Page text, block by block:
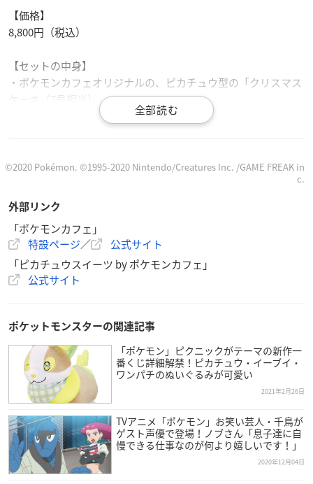
【価格】
8,800円（税込）
【セットの中身】
・ポケモンカフェオリジナルの、ピカチュウ型の「クリスマス
ケーキ（7号相当）」
・クリスマスといえば！「クリスマスツリー（スタンド式）」
・身に着けたら盛り上がる!?「ペーパーピカチュウグラス 4枚
・おうちを彩る「ガーランド Pokémon Christmas Wonderlan
d」
※「ペーパーピカチュウグラス 4枚セット」「ガーランド Poké
mon Christmas Wonderland」は、ポケモンセンターオンライ
ンで12月10日(木)10時、ポケモンセンター・ポケモンストアで
12月12日(土)発売予定の商品です。
【受付期間】
2020年11月17日（火）14時～12月11日（金）18時
【受け付け方法】
NEWSページ内予約リンクより受け付け。
【受け取り店舗・期間】
※店舗によりお受取りできる期間が異なります
・ポケモンカフェ（東京・日本橋）
12月22日（火）～25日（金） における予約時ご指定の日時
©2020 Pokémon. ©1995-2020 Nintendo/Creatures Inc. /GAME FREAK in
c.
外部リンク
「ポケモンカフェ」
特設ページ／
公式サイト
「ピカチュウスイーツ by ポケモンカフェ」
公式サイト
ポケットモンスターの関連記事
「ポケモン」ピクニックがテーマの新作一
番くじ詳細解禁！ピカチュウ・イーブイ・
ワンパチのぬいぐるみが可愛い
2021年2月26日
TVアニメ「ポケモン」お笑い芸人・千鳥が
ゲスト声優で登場！ノブさん「息子達に自
慢できる仕事なのが何より嬉しいです！」
2020年12月04日